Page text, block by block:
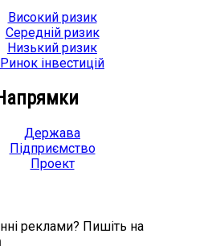
Високий ризик
Середній ризик
Низький ризик
Ринок інвестицій
Держава
Підприємство
Проект
реклами? Пишіть на